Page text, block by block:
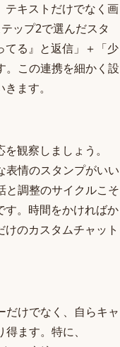
テキストだけでなく画
ップ2で選んだスタ
る』と返信」＋「少
。この連携を細かく設
ます。
観察しましょう。
表情のスタンプがいい
と調整のサイクルこそ
す。時間をかければか
のカスタムチャット
けでなく、自らキャ
ます。特に、